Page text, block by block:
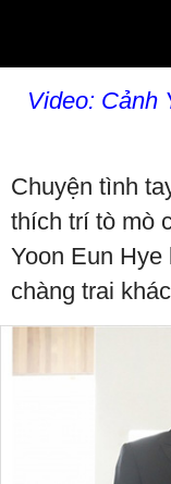
Video: Cảnh
Chuyện tình
thích trí tò mò
Yoon Eun
chàng trai